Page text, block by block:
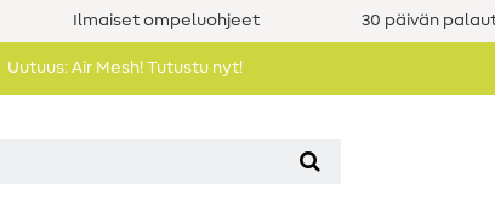
Ilmaiset ompeluohjeet 30 päivän
Uutuus: Air Mesh! Tutustu nyt!